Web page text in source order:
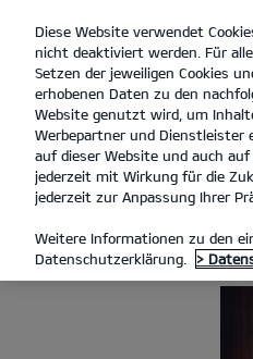
open
menu
Diese Website verwendet
nicht deaktiviert werden. Für
Setzen der jeweiligen Cookies
erhobenen Daten zu den
Website genutzt wird, um
Werbepartner und Dienstleister
auf dieser Website und auch
jederzeit mit Wirkung für die
jederzeit zur Anpassung Ihrer
Weitere Informationen zu den
Datenschutzerklärung.
>